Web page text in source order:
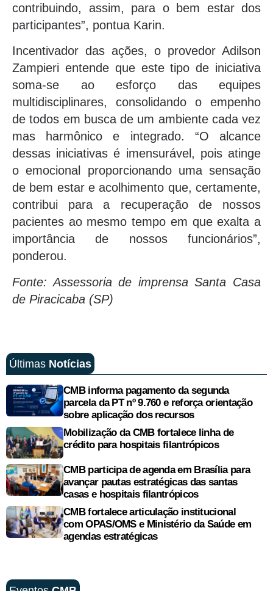
contribuindo, assim, para o bem estar dos
participantes”, pontua Karin.
Incentivador das ações, o provedor Adilson
Zampieri entende que este tipo de iniciativa
soma-se ao esforço das equipes
multidisciplinares, consolidando o empenho
de todos em busca de um ambiente cada vez
mas harmônico e integrado. “O alcance
dessas iniciativas é imensurável, pois atinge
o emocional proporcionando uma sensação
de bem estar e acolhimento que, certamente,
contribui para a recuperação de nossos
pacientes ao mesmo tempo em que exalta a
importância de nossos funcionários”,
ponderou.
Fonte: Assessoria de imprensa Santa Casa
de Piracicaba (SP)
Últimas Notícias
CMB informa pagamento da segunda
parcela da PT nº 9.760 e reforça orientação
sobre aplicação dos recursos
Mobilização da CMB fortalece linha de
crédito para hospitais filantrópicos
CMB participa de agenda em Brasília para
avançar pautas estratégicas das santas
casas e hospitais filantrópicos
CMB fortalece articulação institucional
com OPAS/OMS e Ministério da Saúde em
agendas estratégicas